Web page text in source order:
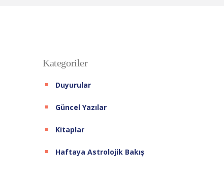
Kategoriler
Duyurular
Güncel Yazılar
Kitaplar
Haftaya Astrolojik Bakış